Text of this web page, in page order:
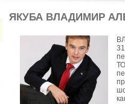
ЯКУБА ВЛАДИМИР